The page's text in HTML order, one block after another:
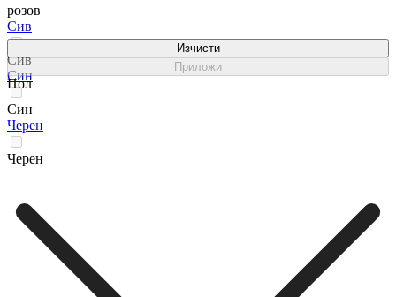
розов
Сив
Сив
Син
Син
Черен
Черен
Изчисти
Приложи
Пол